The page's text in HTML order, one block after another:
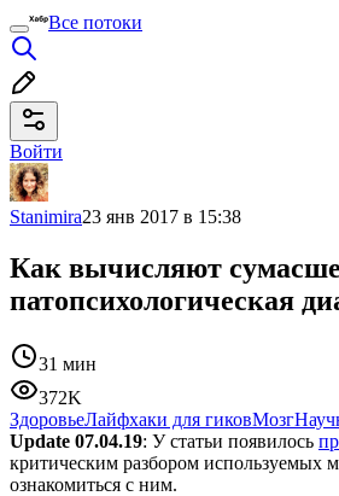
Все потоки
Войти
Stanimira23 янв 2017 в 15:38
Как вычисляют
патопсихологическая
31 мин
372K
ЗдоровьеЛайфхаки для гиковМозг
Update 07.04.19: У статьи появилось
критическим разбором используемых
ознакомиться с ним.